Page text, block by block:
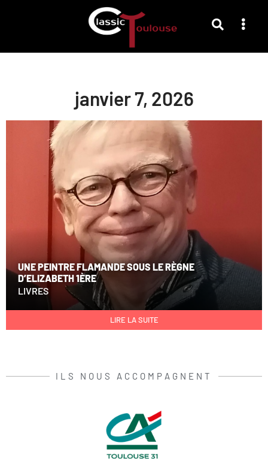
janvier 7, 2026
UNE PEINTRE FLAMANDE SOUS LE RÈGNE
D’ELIZABETH 1ÈRE
LIVRES
LIRE LA SUITE
ILS NOUS ACCOMPAGNENT